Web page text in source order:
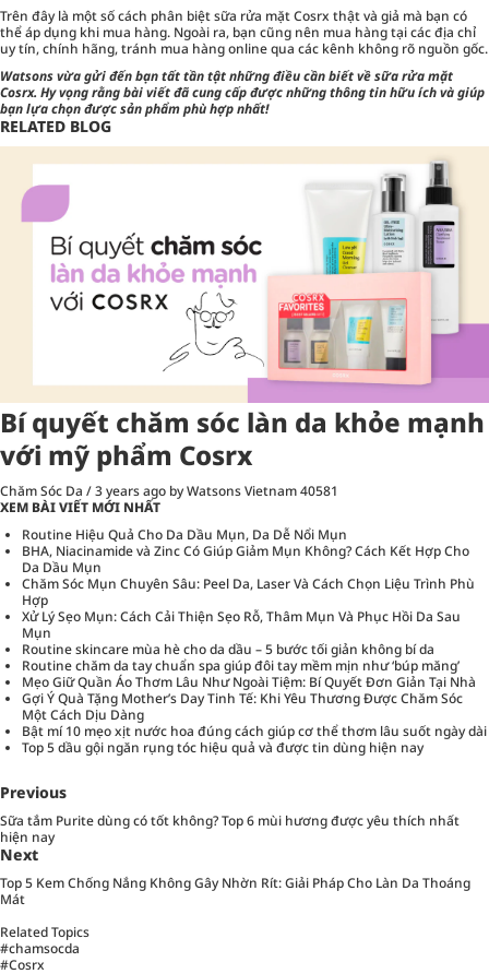
Trên đây là một số cách phân biệt sữa rửa mặt Cosrx thật và giả mà bạn có
thể áp dụng khi mua hàng. Ngoài ra, bạn cũng nên mua hàng tại các địa chỉ
uy tín, chính hãng, tránh mua hàng online qua các kênh không rõ nguồn gốc.
Watsonsvừa gửi đến bạn tất tần tật những điều cần biết về sữa rửa mặt
Cosrx. Hy vọng rằng bài viết đã cung cấp được những thông tin hữu ích và giúp
bạn lựa chọn được sản phẩm phù hợp nhất!
RELATED BLOG
Bí quyết chăm sóc làn da khỏe mạnh
với mỹ phẩm Cosrx
Chăm Sóc Da /3 years ago by Watsons Vietnam40581
XEM BÀI VIẾT MỚI NHẤT
Routine Hiệu Quả Cho Da Dầu Mụn, Da Dễ Nổi Mụn
BHA, Niacinamide và Zinc Có Giúp Giảm Mụn Không? Cách Kết Hợp Cho
Da Dầu Mụn
Chăm Sóc Mụn Chuyên Sâu: Peel Da, Laser Và Cách Chọn Liệu Trình Phù
Hợp
Xử Lý Sẹo Mụn: Cách Cải Thiện Sẹo Rỗ, Thâm Mụn Và Phục Hồi Da Sau
Mụn
Routine skincare mùa hè cho da dầu – 5 bước tối giản không bí da
Routine chăm da tay chuẩn spa giúp đôi tay mềm mịn như ‘búp măng’
Mẹo Giữ Quần Áo Thơm Lâu Như Ngoài Tiệm: Bí Quyết Đơn Giản Tại Nhà
Gợi Ý Quà Tặng Mother’s Day Tinh Tế: Khi Yêu Thương Được Chăm Sóc
Một Cách Dịu Dàng
Bật mí 10 mẹo xịt nước hoa đúng cách giúp cơ thể thơm lâu suốt ngày dài
Top 5 dầu gội ngăn rụng tóc hiệu quả và được tin dùng hiện nay
Previous
Sữa tắm Purite dùng có tốt không? Top 6 mùi hương được yêu thích nhất
hiện nay
Next
Top 5 Kem Chống Nắng Không Gây Nhờn Rít: Giải Pháp Cho Làn Da Thoáng
Mát
Related Topics
#chamsocda
#Cosrx